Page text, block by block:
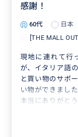
感謝！
60代
日本
[THE MALL
現地に連れて行
が、イタリア語
と買い物のサポ
い物ができました
本当にありがと